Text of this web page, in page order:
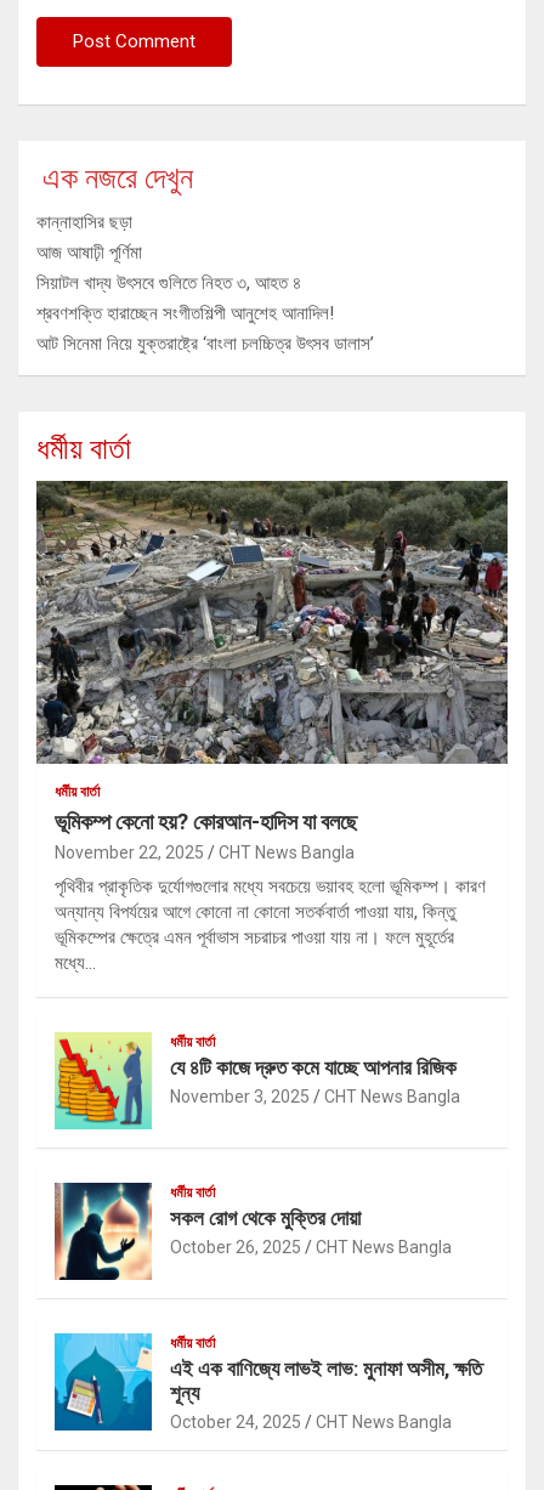
এক নজরে দেখুন
কান্নাহাসির ছড়া
আজ আষাঢ়ী পূর্ণিমা
সিয়াটল খাদ্য উৎসবে গুলিতে নিহত ৩, আহত ৪
শ্রবণশক্তি হারাচ্ছেন সংগীতশিল্পী আনুশেহ আনাদিল!
আট সিনেমা নিয়ে যুক্তরাষ্ট্রে ‘বাংলা চলচ্চিত্র উৎসব ডালাস’
ধর্মীয় বার্তা
ধর্মীয় বার্তা
ভূমিকম্প কেনো হয়? কোরআন-হাদিস যা বলছে
November 22, 2025 CHT News Bangla
পৃথিবীর প্রাকৃতিক দুর্যোগগুলোর মধ্যে সবচেয়ে ভয়াবহ হলো ভূমিকম্প। কারণ
অন্যান্য বিপর্যয়ের আগে কোনো না কোনো সতর্কবার্তা পাওয়া যায়, কিন্তু
ভূমিকম্পের ক্ষেত্রে এমন পূর্বাভাস সচরাচর পাওয়া যায় না। ফলে মুহূর্তের
মধ্যে…
ধর্মীয় বার্তা
যে ৪টি কাজে দ্রুত কমে যাচ্ছে আপনার রিজিক
November 3, 2025 CHT News Bangla
ধর্মীয় বার্তা
সকল রোগ থেকে মুক্তির দোয়া
October 26, 2025 CHT News Bangla
ধর্মীয় বার্তা
এই এক বাণিজ্যে লাভই লাভ: মুনাফা অসীম, ক্ষতি
শূন্য
October 24, 2025 CHT News Bangla